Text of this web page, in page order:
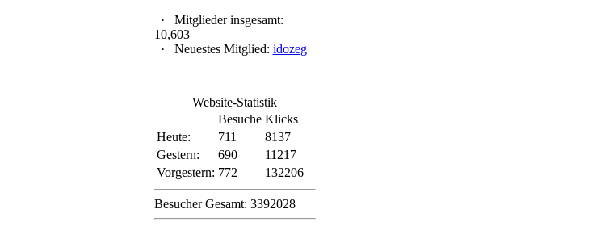
·
Mitglieder insgesamt:
10,603
·
Neuestes Mitglied: idozeg
Website-Statistik
Besuche Klicks
Heute:
711
8137
Gestern:
690
11217
Vorgestern: 772 132206
Besucher Gesamt: 3392028